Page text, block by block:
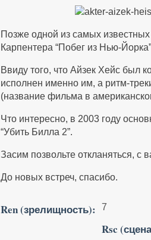
Позже одной из самых
Карпентера “Побег из Нью-
Ввиду того, что Айзек Хейс был
исполнен именно им, а ритм-
(название фильма в
Что интересно, в 2003 году
“Убить Билла 2”.
Засим позвольте откланяться, с
До новых встреч, спасибо.
Ren (зрелищность): 7
Rsc